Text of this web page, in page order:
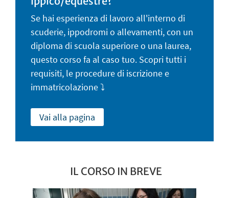
Se hai esperienza di lavoro all'interno di
scuderie, ippodromi o allevamenti, con un
diploma di scuola superiore o una laurea,
questo corso fa al caso tuo. Scopri tutti i
requisiti, le procedure di iscrizione e
immatricolazione ⤵️
Vai alla pagina
IL CORSO IN BREVE